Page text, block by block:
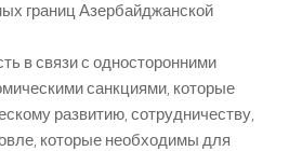
границ Азербайджанской
в связи с односторонними
санкциями, которые
развитию, сотрудничеству,
которые необходимы для